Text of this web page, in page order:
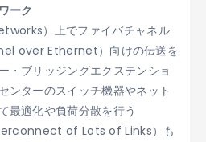
ーク
）上でファイバチャネル
over Ethernet）向けの伝送を
・ブリッジングエクステンショ
ンターのスイッチ機器やネット
最適化や負荷分散を行う
of Lots of Links）も